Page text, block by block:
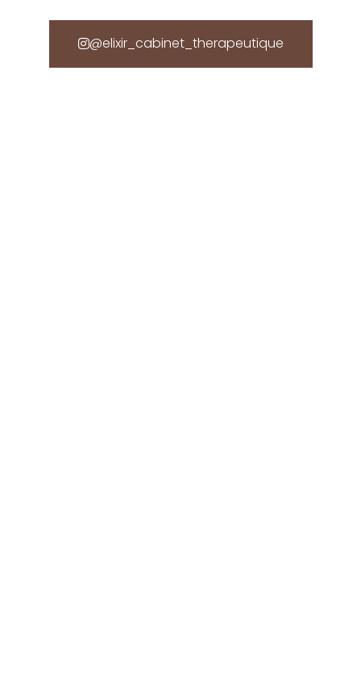
@elixir_cabinet_therapeutique